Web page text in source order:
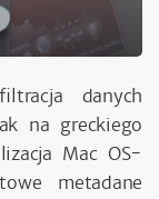
danych
na greckiego
Mac OS-
metadane